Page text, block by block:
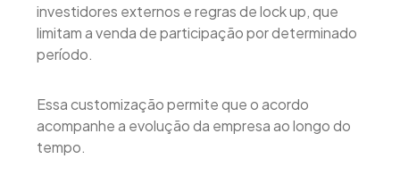
investidores externos e regras de lock up, que
limitam a venda de participação por determinado
período.
Essa customização permite que o acordo
acompanhe a evolução da empresa ao longo do
tempo.